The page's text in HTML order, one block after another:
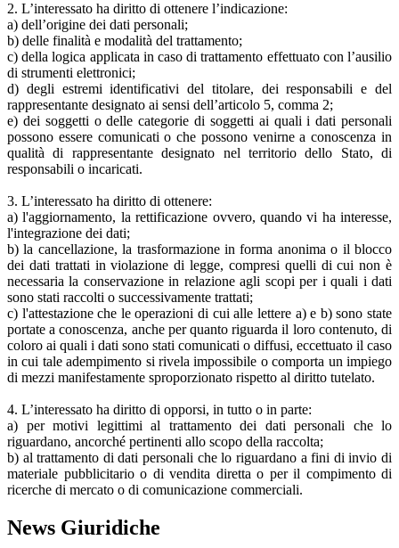
2. L’interessato ha diritto di ottenere l’indicazione:
a) dell’origine dei dati personali;
b) delle finalità e modalità del trattamento;
c) della logica applicata in caso di trattamento effettuato con l’ausilio
di strumenti elettronici;
d) degli estremi identificativi del titolare, dei responsabili e del
rappresentante designato ai sensi dell’articolo 5, comma 2;
e) dei soggetti o delle categorie di soggetti ai quali i dati personali
possono essere comunicati o che possono venirne a conoscenza in
qualità di rappresentante designato nel territorio dello Stato, di
responsabili o incaricati.
3. L’interessato ha diritto di ottenere:
a) l'aggiornamento, la rettificazione ovvero, quando vi ha interesse,
l'integrazione dei dati;
b) la cancellazione, la trasformazione in forma anonima o il blocco
dei dati trattati in violazione di legge, compresi quelli di cui non è
necessaria la conservazione in relazione agli scopi per i quali i dati
sono stati raccolti o successivamente trattati;
c) l'attestazione che le operazioni di cui alle lettere a) e b) sono state
portate a conoscenza, anche per quanto riguarda il loro contenuto, di
coloro ai quali i dati sono stati comunicati o diffusi, eccettuato il caso
in cui tale adempimento si rivela impossibile o comporta un impiego
di mezzi manifestamente sproporzionato rispetto al diritto tutelato.
4. L’interessato ha diritto di opporsi, in tutto o in parte:
a) per motivi legittimi al trattamento dei dati personali che lo
riguardano, ancorché pertinenti allo scopo della raccolta;
b) al trattamento di dati personali che lo riguardano a fini di invio di
materiale pubblicitario o di vendita diretta o per il compimento di
ricerche di mercato o di comunicazione commerciali.
News Giuridiche